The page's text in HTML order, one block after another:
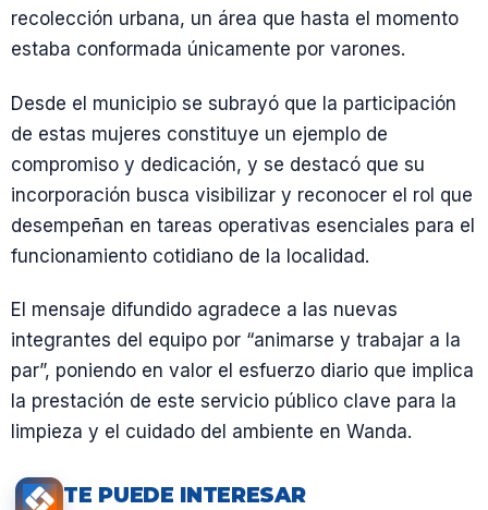
recolección urbana, un área que hasta el momento
estaba conformada únicamente por varones.
Desde el municipio se subrayó que la participación
de estas mujeres constituye un ejemplo de
compromiso y dedicación, y se destacó que su
incorporación busca visibilizar y reconocer el rol que
desempeñan en tareas operativas esenciales para el
funcionamiento cotidiano de la localidad.
El mensaje difundido agradece a las nuevas
integrantes del equipo por “animarse y trabajar a la
par”, poniendo en valor el esfuerzo diario que implica
la prestación de este servicio público clave para la
limpieza y el cuidado del ambiente en Wanda.
TE PUEDE INTERESAR